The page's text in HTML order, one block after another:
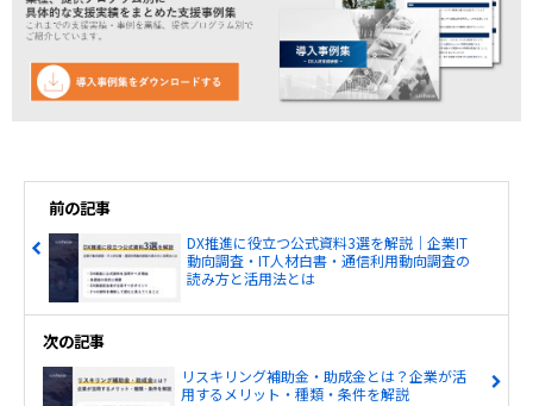
前の記事
DX推進に役立つ公式資料3選を解説｜企業IT
動向調査・IT人材白書・通信利用動向調査の
読み方と活用法とは
次の記事
リスキリング補助金・助成金とは？企業が活
用するメリット・種類・条件を解説